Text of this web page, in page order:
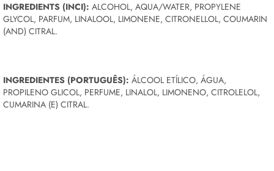
INGREDIENTS (INCI): ALCOHOL, AQUA/WATER, PROPYLENE
GLYCOL, PARFUM, LINALOOL, LIMONENE, CITRONELLOL, COUMARIN
(AND) CITRAL.
INGREDIENTES (PORTUGUÊS): ÁLCOOL ETÍLICO, ÁGUA,
PROPILENO GLICOL, PERFUME, LINALOL, LIMONENO, CITROLELOL,
CUMARINA (E) CITRAL.